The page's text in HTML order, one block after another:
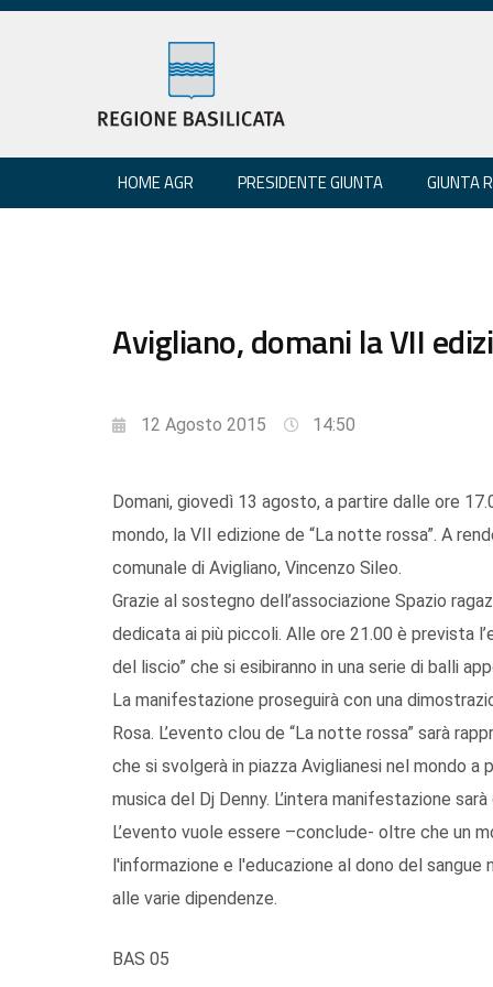
HOME AGR PRESIDENTE GIUNTA GIUNTA
Avigliano, domani la VII
12 Agosto 2015 14:50
Domani, giovedì 13 agosto, a partire dalle ore
mondo, la VII edizione de “La notte rossa”. A
comunale di Avigliano, Vincenzo Sileo.
Grazie al sostegno dell’associazione Spazio
dedicata ai più piccoli. Alle ore 21.00 è prevista
del liscio” che si esibiranno in una serie di balli
La manifestazione proseguirà con una
Rosa. L’evento clou de “La notte rossa” sarà
che si svolgerà in piazza Aviglianesi nel mondo
musica del Dj Denny. L’intera manifestazione
L’evento vuole essere –conclude- oltre che un
l'informazione e l'educazione al dono del
alle varie dipendenze.
BAS 05